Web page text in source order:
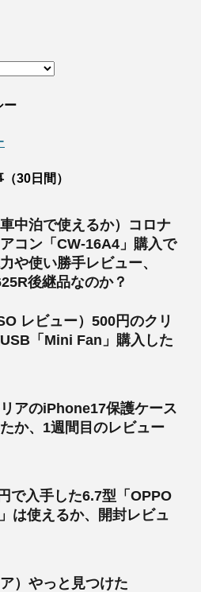
ー
30日間）
車中泊で使えるか）コロナ
コン「CW-16A4」購入で
や使い勝手レビュー、
後継品なのか？
レビュー）500円のクリ
「Mini Fan」購入した
アのiPhone17保護ケース
か、1週間目のレビュー
で入手した6.7型「OPPO
は使えるか、開封レビュ
ア）やっと見つけた